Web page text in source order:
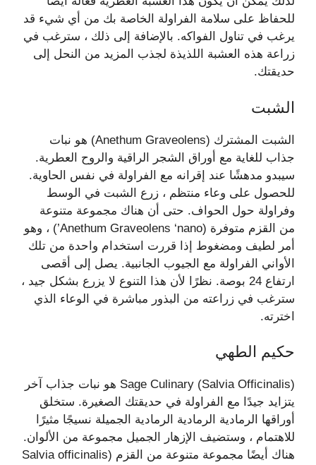
للحفاظ على سلامة الفراولة الخاصة بك من أي شيء قد
يرغب في تناول الفواكه. بالإضافة إلى ذلك ، سترغب في
زراعة هذه العشبة اللذيذة لجذب المزيد من النحل إلى
حديقتك.
الشبت
الشبت المشترك (Anethum Graveolens) هو نبات
جذاب للغاية مع أوراق الشجر الراقية والروح العطرية.
سيبدو مدهشًا عند إقرانه مع الفراولة في نفس الحاوية.
للحصول على وعاء منتظم ، زرع الشبت في الوسط
وفراولة حول الحواف. حتى أن هناك مجموعة متنوعة
من القزم متوفرة (Anethum Graveolens ‘nano’) ، وهو
أمر لطيف ومضغوط إذا قررت استخدام واحدة من تلك
الأواني الفراولة مع الجيوب الجانبية. يصل إلى أقصى
ارتفاع 24 بوصة. نظرًا لأن هذا التنوع لا يزرع بشكل جيد ،
سترغب في زراعته من البذور مباشرة في الوعاء الذي
اخترته.
حكيم الطهي
Sage Culinary (Salvia Officinalis) هو نبات جذاب آخر
يتزايد جيدًا مع الفراولة في حديقتك الصغيرة. ستخلق
أوراقها الرمادية الرمادية الرمادية الجميلة نسيجًا مثيرًا
للاهتمام ، وستضيف الإزهار الجميل مجموعة من الألوان.
هناك أيضًا مجموعة متنوعة من القزم (Salvia officinalis